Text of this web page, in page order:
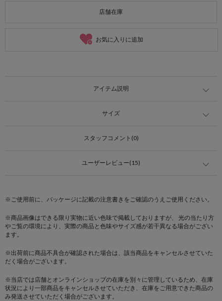
店舗在庫
お気に入りに追加
アイテム説明
サイズ
スタッフコメント(0)
ユーザーレビュー(15)
※ご使用前に、パッケージに記載の注意書きをご確認のうえご使用ください。
※商品画像はできる限り実物に近い色味で掲載しておりますが、 光の当たり方
やご覧の環境により、実際の商品と色味やサイズ感が若干異なる場合がござい
ます。
※出荷前に商品不具合が確認された場合は、該当商品をキャンセルさせていた
だく場合がございます。
※当店では店舗とオンラインショップの在庫を別々に管理しているため、在庫
状況により一部商品をキャンセルさせていただき、在庫をご用意できた商品の
み発送させていただく場合がございます。